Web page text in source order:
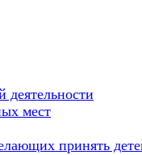
деятельности
мест
принять